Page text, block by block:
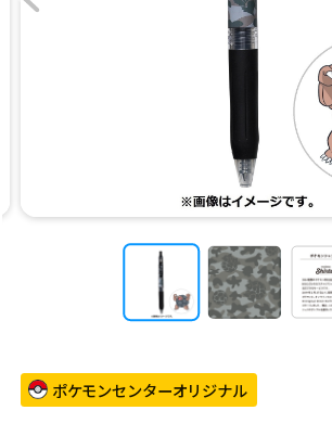
ポケモンセンターオリジナル